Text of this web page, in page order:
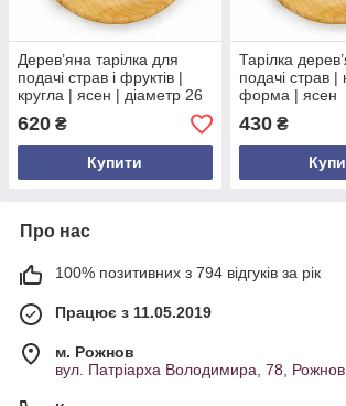
Дерев’яна тарілка для
подачі страв і фруктів |
кругла | ясен | діаметр 26
620 ₴
Купити
Тарілка
подачі страв |
форма | ясен
натуральний
см | висота 3.8
430₴
Про нас
100% позитивних з 794 відгуків за рік
Працює з 11.05.2019
м. Рожнов
вул. Патріарха Володимира, 78,